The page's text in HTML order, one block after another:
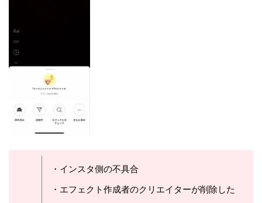
・インスタ側の不具合
・エフェクト作成者のクリエイターが削除した